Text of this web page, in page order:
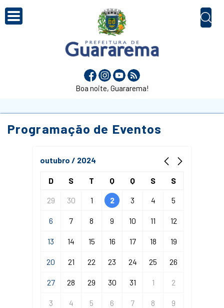
Boa noite, Guararema!
Programação de Eventos
outubro / 2024
D S T Q Q S S
29 30 1 2 3 4 5
6 7 8 9 10 11 12
13 14 15 16 17 18 19
20 21 22 23 24 25 26
27 28 29 30 31 1 2
3 4 5 6 7 8 9